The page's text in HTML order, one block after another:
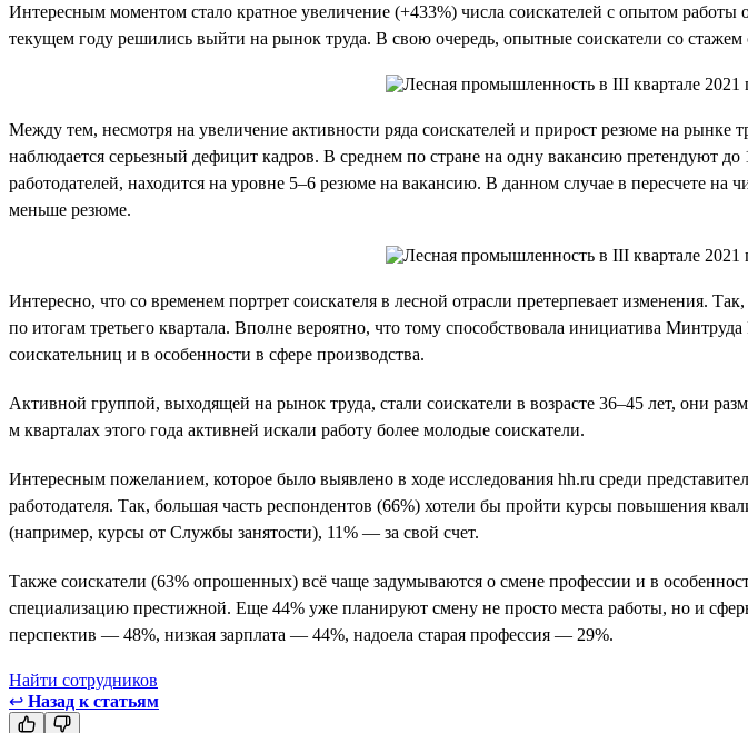
Интересным моментом стало кратное увеличение (+433%) числа соискателей с опытом работы
текущем году решились выйти на рынок труда. В свою очередь, опытные соискатели со
Между тем, несмотря на увеличение активности ряда соискателей и прирост резюме на рынке
наблюдается серьезный дефицит кадров. В среднем по стране на одну вакансию претендуют
работодателей, находится на уровне 5–6 резюме на вакансию. В данном случае в пересчете
меньше резюме.
Интересно, что со временем портрет соискателя в лесной отрасли претерпевает изменения.
по итогам третьего квартала. Вполне вероятно, что тому способствовала инициатива
соискательниц и в особенности в сфере производства.
Активной группой, выходящей на рынок труда, стали соискатели в возрасте 36–45 лет, они
м кварталах этого года активней искали работу более молодые соискатели.
Интересным пожеланием, которое было выявлено в ходе исследования hh.ru среди
работодателя. Так, большая часть респондентов (66%) хотели бы пройти курсы повышения
(например, курсы от Службы занятости), 11% — за свой счет.
Также соискатели (63% опрошенных) всё чаще задумываются о смене профессии и в
специализацию престижной. Еще 44% уже планируют смену не просто места работы, но и
перспектив — 48%, низкая зарплата — 44%, надоела старая профессия — 29%.
Найти сотрудников
↩ Назад к статьям